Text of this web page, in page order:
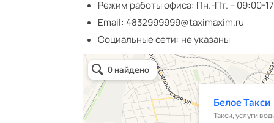
Режим работы офиса: Пн.-Пт. – 09:00-
Email: 4832999999@taximaxim.ru
Социальные сети: не указаны